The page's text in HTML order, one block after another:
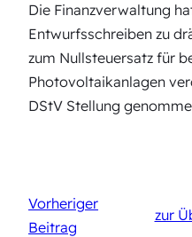
Die Finanzverwaltung
Entwurfsschreiben zu
zum Nullsteuersatz für
Photovoltaikanlagen
DStV Stellung
Vorheriger
Beitrag
zur